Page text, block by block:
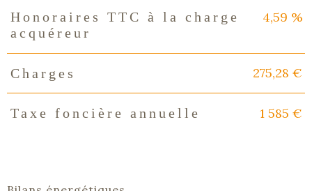
Honoraires TTC à la charge
acquéreur
4,59 %
Charges 275,28 €
Taxe foncière annuelle 1 585 €